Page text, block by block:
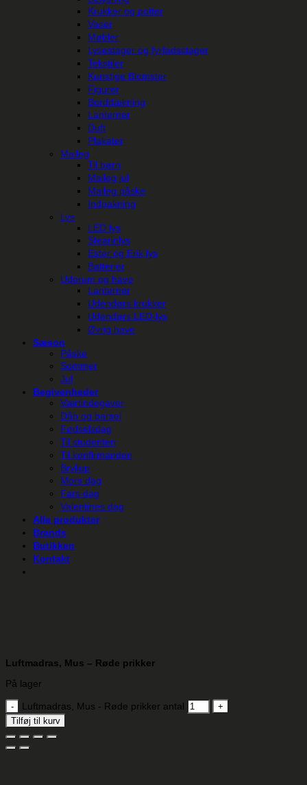
Krukker og potter
Vaser
Møbler
Lysestager og fyrfadsstager
Tekstiler
Kunstige Blomster
Figurer
Borddækning
Lanterner
Duft
Plakater
Maileg
Til børn
Maileg jul
Maileg påske
Indpakning
Lys
LED lys
Stearinlys
Ester og Erik lys
Batterier
Uderum og have
Lanterner
Udendørs krukker
Udendørs LED-lys
Øvrig have
Sæson
Påske
Sommer
Jul
Begivenheder
Værtindegaver
Dåb og barsel
Fødselsdag
Til studenten
Til konfirmanden
Bryllup
Mors dag
Fars dag
Valentines dag
Alle produkter
Brands
Butikken
Kontakt
Luftmadras, Mus – Røde prikker
På lager
Luftmadras, Mus - Røde prikker antal
Tilføj til kurv